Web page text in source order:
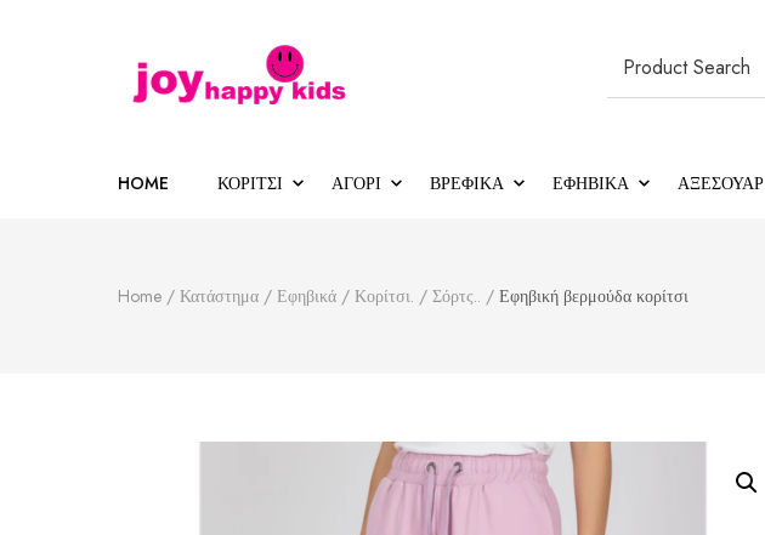
Search
for:
HOME ΚΟΡΙΤΣΙ ΑΓΟΡΙ ΒΡΕΦΙΚΑ ΕΦΗΒΙΚΆ ΑΞΕΣΟΥΑΡ
Home / Κατάστημα / Εφηβικά / Κορίτσι. / Σόρτς.. / Εφηβική βερμούδα κορίτσι